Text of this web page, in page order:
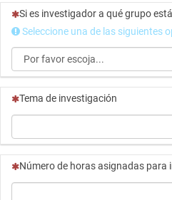
(Esta pregunta es obligatoria)
Si es investigador a qué grupo
Seleccione una de las siguientes
(Esta pregunta es obligatoria)
Tema de investigación
(Esta pregunta es obligatoria)
Número de horas asignadas para